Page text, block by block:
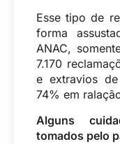
Esse tipo de
forma
ANAC,
7.170
e extravios
74% em
Alguns
tomados pelo